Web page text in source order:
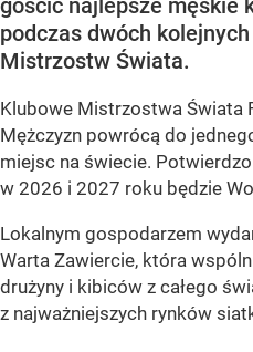
gościć najlepsze męskie
podczas dwóch
Mistrzostw Świata.
Klubowe Mistrzostwa Świata
Mężczyzn powrócą do
miejsc na świecie.
w 2026 i 2027 roku będzie
Lokalnym gospodarzem
Warta Zawiercie, która
drużyny i kibiców z całego
z najważniejszych rynków